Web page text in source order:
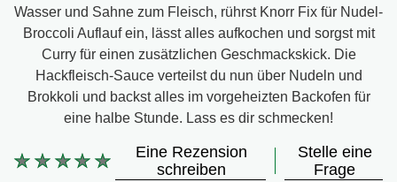
Wasser und Sahne zum Fleisch, rührst Knorr Fix für Nudel-
Broccoli Auflauf ein, lässt alles aufkochen und sorgst mit
Curry für einen zusätzlichen Geschmackskick. Die
Hackfleisch-Sauce verteilst du nun über Nudeln und
Brokkoli und backst alles im vorgeheizten Backofen für
eine halbe Stunde. Lass es dir schmecken!
Keine
Eine Rezension
schreiben
Stelle eine
Frage